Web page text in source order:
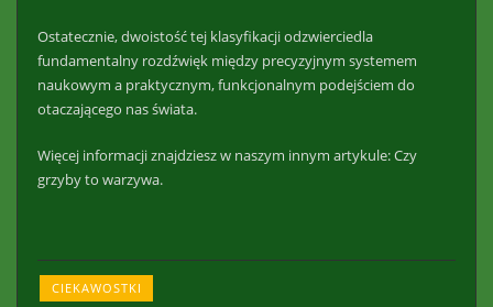
Ostatecznie, dwoistość tej klasyfikacji odzwierciedla
fundamentalny rozdźwięk między precyzyjnym systemem
naukowym a praktycznym, funkcjonalnym podejściem do
otaczającego nas świata.
Więcej informacji znajdziesz w naszym innym artykule: Czy
grzyby to warzywa.
CIEKAWOSTKI